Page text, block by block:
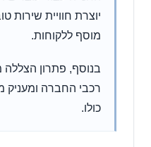
יוצרת חוויית שירות
מוסף ללקוחות.
בנוסף, פתרון הצללה
רכבי החברה
כולו.